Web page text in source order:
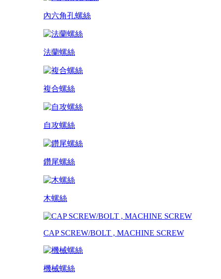
內六角孔螺絲
法蘭螺絲
複合螺絲
自攻螺絲
鑽尾螺絲
木螺絲
CAP SCREW/BOLT , MACHINE SCREW
機械螺絲